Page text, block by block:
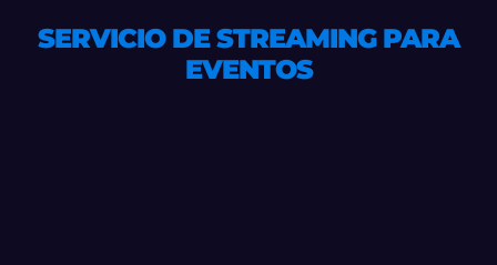
SERVICIO DE STREAMING PARA
EVENTOS